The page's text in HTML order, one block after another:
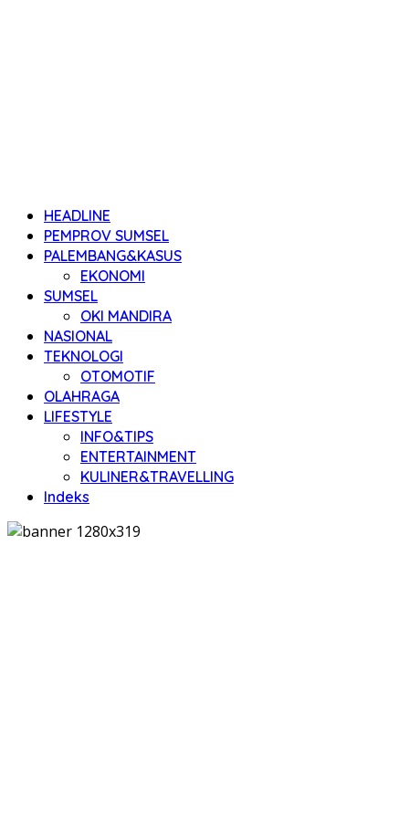
HEADLINE
PEMPROV SUMSEL
PALEMBANG&KASUS
EKONOMI
SUMSEL
OKI MANDIRA
NASIONAL
TEKNOLOGI
OTOMOTIF
OLAHRAGA
LIFESTYLE
INFO&TIPS
ENTERTAINMENT
KULINER&TRAVELLING
Indeks